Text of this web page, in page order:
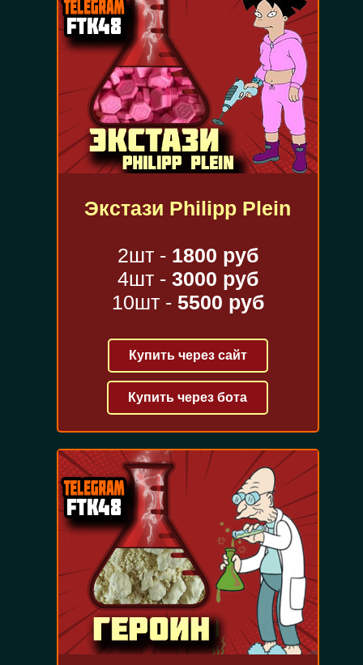
Экстази Philipp Plein
2шт - 1800 руб
4шт - 3000 руб
10шт - 5500 руб
Купить через сайт
Купить через бота